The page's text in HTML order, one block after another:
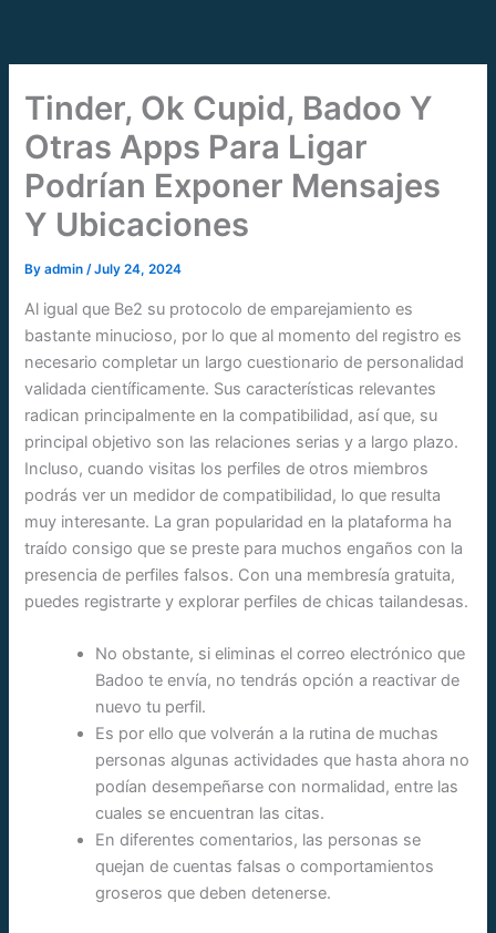
content
Tinder, Ok Cupid, Badoo Y
Otras Apps Para Ligar
Podrían Exponer Mensajes
Y Ubicaciones
Byadmin/July 24, 2024
Al igual que Be2 su protocolo de emparejamiento es
bastante minucioso, por lo que al momento del registro es
necesario completar un largo cuestionario de personalidad
validada científicamente. Sus características relevantes
radican principalmente en la compatibilidad, así que, su
principal objetivo son las relaciones serias y a largo plazo.
Incluso, cuando visitas los perfiles de otros miembros
podrás ver un medidor de compatibilidad, lo que resulta
muy interesante. La gran popularidad en la plataforma ha
traído consigo que se preste para muchos engaños con la
presencia de perfiles falsos. Con una membresía gratuita,
puedes registrarte y explorar perfiles de chicas tailandesas.
No obstante, si eliminas el correo electrónico que
Badoo te envía, no tendrás opción a reactivar de
nuevo tu perfil.
Es por ello que volverán a la rutina de muchas
personas algunas actividades que hasta ahora no
podían desempeñarse con normalidad, entre las
cuales se encuentran las citas.
En diferentes comentarios, las personas se
quejan de cuentas falsas o comportamientos
groseros que deben detenerse.